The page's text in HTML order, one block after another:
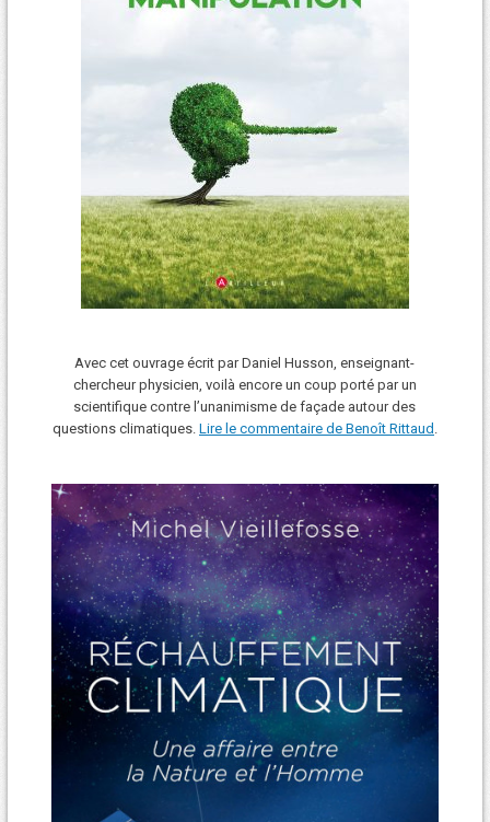
Avec cet ouvrage écrit par Daniel Husson, enseignant-
chercheur physicien, voilà encore un coup porté par un
scientifique contre l’unanimisme de façade autour des
questions climatiques. Lire le commentaire de Benoît Rittaud .